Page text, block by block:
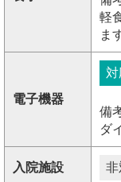
軽
ま
電子機器
対
備
ダ
入院施設 非